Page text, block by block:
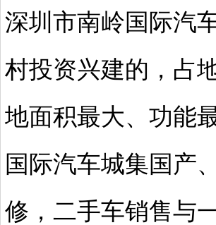
深圳市南岭国际汽
村投资兴建的，占
地面积最大、功能
国际汽车城集国产
修，二手车销售与